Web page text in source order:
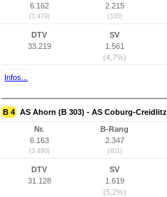
6.162
(3.479)
2.215
(335)
DTV
33.219
SV
1.561
(4,7%)
Infos...
B 4 AS Ahorn (B 303) - AS Coburg-Creidlitz
Nr.
6.163
(3.480)
B-Rang
2.347
(401)
DTV
31.128
SV
1.619
(5,2%)